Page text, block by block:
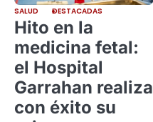
SALUD DESTACADAS
Hito en la
medicina fetal:
el Hospital
Garrahan realiza
con éxito su